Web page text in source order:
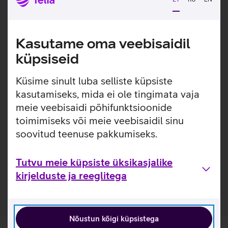
Kasutame oma veebisaidil
küpsiseid
Küsime sinult luba selliste küpsiste
kasutamiseks, mida ei ole tingimata vaja
meie veebisaidi põhifunktsioonide
toimimiseks või meie veebisaidil sinu
soovitud teenuse pakkumiseks.
Tutvu meie küpsiste üksikasjalike
kirjelduste ja reeglitega
Nõustun kõigi küpsistega
selget heli. Seadmel on suur ekraan ja taustavalgustusega
Tegemist on lisatoruga ning ilma tugijaamata see ei
toimi.
Internetitelefoni kasutuselevõtuks tuleb sellesse
pöördu palun peale telefoni kättesaamist Telia
klienditeeninduse poole.
Kasulikud lingid
Tootja kiirjuhend IP-telefonile Snom M10 SC_EST
Tutvu IP-telefoni Snom M10 SC omaduste ja
kasutusviisidega tootja kodulehel